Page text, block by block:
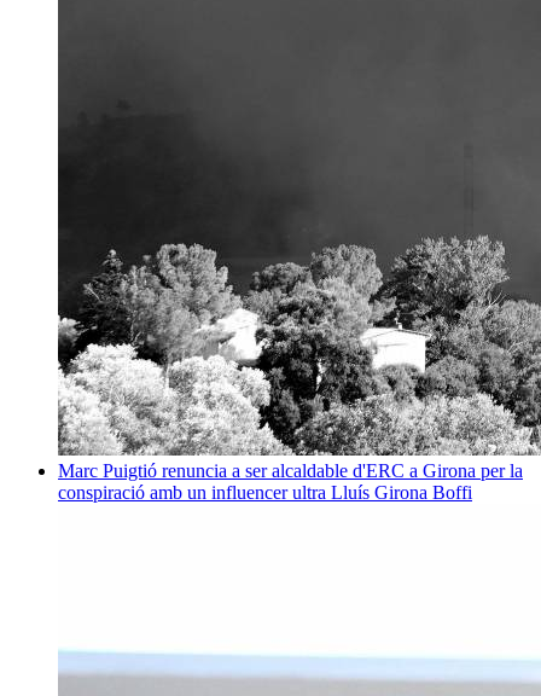
Marc Puigtió renuncia a ser alcaldable d'ERC a Girona per la
conspiració amb un influencer ultra Lluís Girona Boffi